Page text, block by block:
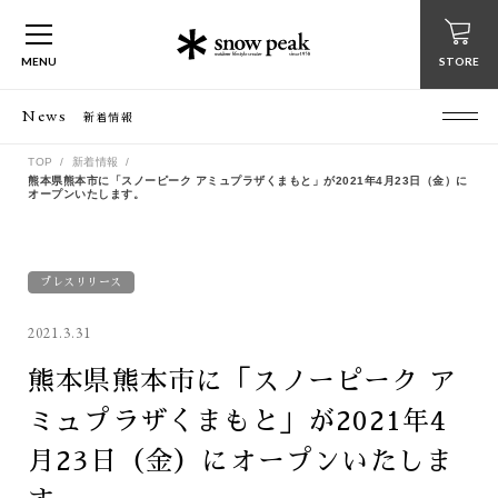
MENU STORE
News 新着情報
TOP
新着情報
熊本県熊本市に「スノーピーク アミュプラザくまもと」が2021年4月23日（金）に
オープンいたします。
プレスリリース
2021.3.31
熊本県熊本市に「スノーピーク ア
ミュプラザくまもと」が2021年4
月23日（金）にオープンいたしま